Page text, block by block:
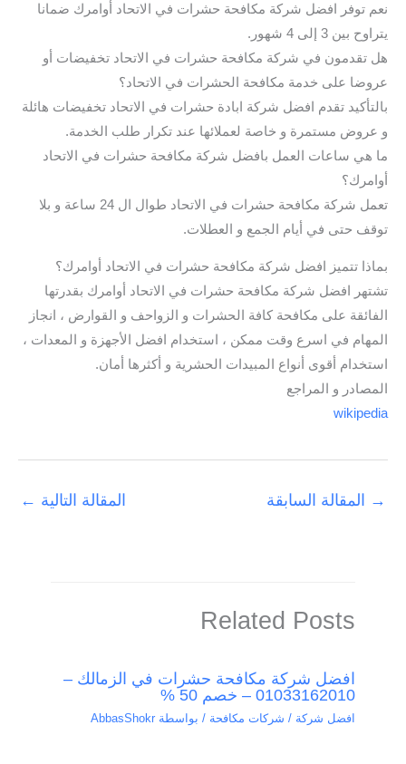
نعم توفر افضل شركة مكافحة حشرات في الاتحاد أوامرك ضمانا
يتراوح بين 3 إلى 4 شهور.
هل تقدمون في شركة مكافحة حشرات في الاتحاد تخفيضات أو
عروضا على خدمة مكافحة الحشرات في الاتحاد؟
بالتأكيد تقدم افضل شركة ابادة حشرات في الاتحاد تخفيضات هائلة
و عروض مستمرة و خاصة لعملائها عند تكرار طلب الخدمة.
ما هي ساعات العمل بافضل شركة مكافحة حشرات في الاتحاد
أوامرك؟
تعمل شركة مكافحة حشرات في الاتحاد طوال ال 24 ساعة و بلا
توقف حتى في أيام الجمع و العطلات.
بماذا تتميز افضل شركة مكافحة حشرات في الاتحاد أوامرك؟
تشتهر افضل شركة مكافحة حشرات في الاتحاد أوامرك بقدرتها
الفائقة على مكافحة كافة الحشرات و الزواحف و القوارض ، انجاز
المهام في اسرع وقت ممكن ، استخدام افضل الأجهزة و المعدات ،
استخدام أقوى أنواع المبيدات الحشرية و أكثرها أمان.
المصادر و المراجع
wikipedia
→ المقالة السابقة المقالة التالية ←
Related Posts
افضل شركة مكافحة حشرات في الزمالك –
01033162010 – خصم 50 %
افضل شركة / شركات مكافحة / بواسطة AbbasShokr